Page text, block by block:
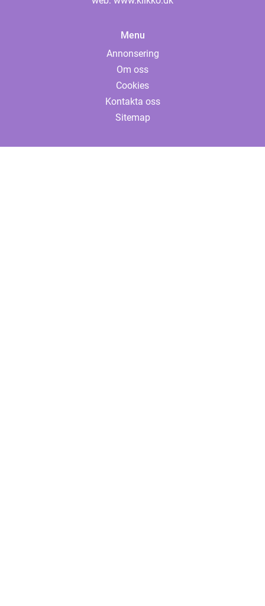
Menu
Annonsering
Om oss
Cookies
Kontakta oss
Sitemap